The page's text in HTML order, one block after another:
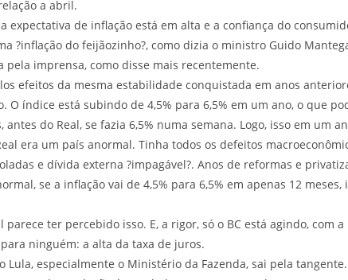
a abril.
expectativa de inflação está em alta e a confiança do
?inflação do feijãozinho?, como dizia o ministro Guido
pela imprensa, como disse mais recentemente.
efeitos da mesma estabilidade conquistada em anos
O índice está subindo de 4,5% para 6,5% em um ano, o que
antes do Real, se fazia 6,5% numa semana. Logo, isso em um
era um país anormal. Tinha todos os defeitos
e dívida externa ?impagável?. Anos de reformas e
se a inflação vai de 4,5% para 6,5% em apenas 12
parece ter percebido isso. E, a rigor, só o BC está agindo, com
ninguém: a alta da taxa de juros.
Lula, especialmente o Ministério da Fazenda, sai pela